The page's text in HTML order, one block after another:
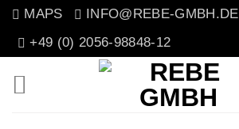
Zum
Inhalt
MAPS
INFO@REBE-GMBH.DE
+49 (0) 2056-98848-12